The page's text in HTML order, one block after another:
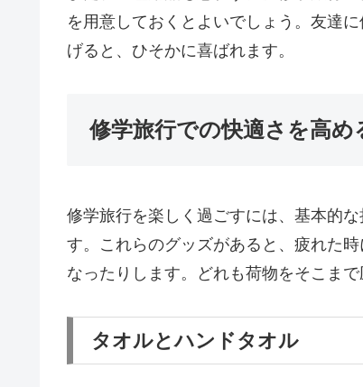
を用意しておくとよいでしょう。友達
げると、ひそかに喜ばれます。
修学旅行での快適さを高め
修学旅行を楽しく過ごすには、基本的
す。これらのグッズがあると、疲れた
なったりします。どれも荷物をそこま
タオルとハンドタオル